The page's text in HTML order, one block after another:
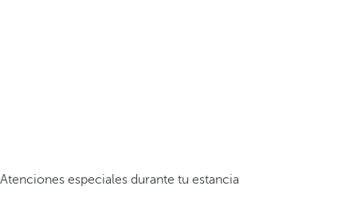
Atenciones especiales durante tu estancia